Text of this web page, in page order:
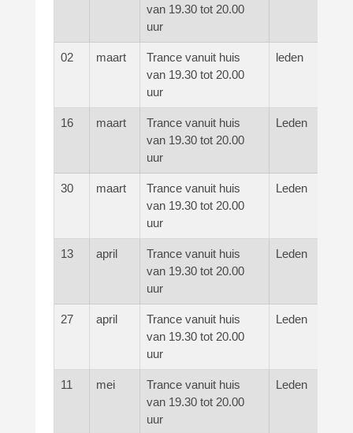
van 19.30 tot 20.00
uur
02 maart
Trance vanuit huis
van 19.30 tot 20.00
uur
leden
16 maart
Trance vanuit huis
van 19.30 tot 20.00
uur
Leden
30 maart
Trance vanuit huis
van 19.30 tot 20.00
uur
Leden
13 april
Trance vanuit huis
van 19.30 tot 20.00
uur
Leden
27 april
Trance vanuit huis
van 19.30 tot 20.00
uur
Leden
11 mei
Trance vanuit huis
van 19.30 tot 20.00
uur
Leden